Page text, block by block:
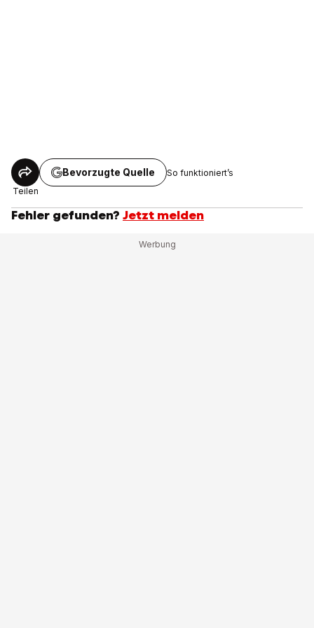
Teilen
Bevorzugte Quelle So funktioniert’s
Fehler gefunden? Jetzt melden